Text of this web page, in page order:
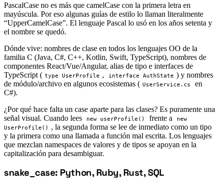
PascalCase no es más que camelCase con la primera letra en
mayúscula. Por eso algunas guías de estilo lo llaman literalmente
“UpperCamelCase”. El lenguaje Pascal lo usó en los años setenta y
el nombre se quedó.
Dónde vive: nombres de clase en todos los lenguajes OO de la
familia C (Java, C#, C++, Kotlin, Swift, TypeScript), nombres de
componentes React/Vue/Angular, alias de tipo e interfaces de
TypeScript ( type UserProfile , interface AuthState ) y nombres
de módulo/archivo en algunos ecosistemas ( UserService.cs
en
C#).
¿Por qué hace falta un case aparte para las clases? Es puramente una
señal visual. Cuando lees
new userProfile() frente a
new
UserProfile()
, la segunda forma se lee de inmediato como un tipo
y la primera como una llamada a función mal escrita. Los lenguajes
que mezclan namespaces de valores y de tipos se apoyan en la
capitalización para desambiguar.
#
snake_case: Python, Ruby, Rust, SQL